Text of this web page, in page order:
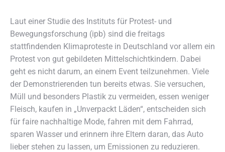
Laut einer Studie des Instituts für Protest- und
Bewegungsforschung (ipb) sind die freitags
stattfindenden Klimaproteste in Deutschland vor allem ein
Protest von gut gebildeten Mittelschichtkindern. Dabei
geht es nicht darum, an einem Event teilzunehmen. Viele
der Demonstrierenden tun bereits etwas. Sie versuchen,
Müll und besonders Plastik zu vermeiden, essen weniger
Fleisch, kaufen in „Unverpackt Läden“, entscheiden sich
für faire nachhaltige Mode, fahren mit dem Fahrrad,
sparen Wasser und erinnern ihre Eltern daran, das Auto
lieber stehen zu lassen, um Emissionen zu reduzieren.